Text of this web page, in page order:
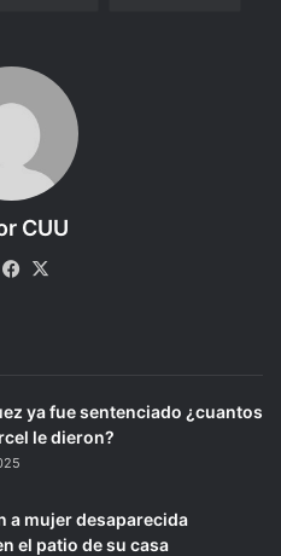
CUU
WebsiteFacebook
ya fue sentenciado ¿cuantos
le dieron?
a mujer desaparecida
el patio de su casa